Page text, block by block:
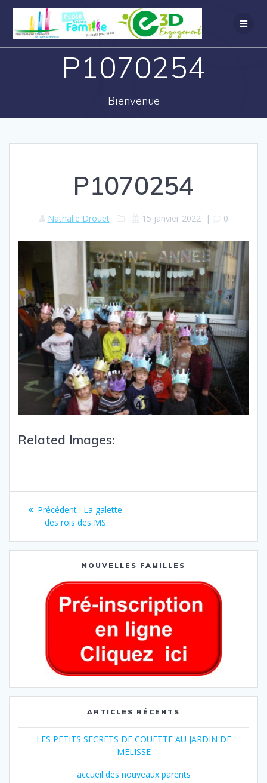
P1070254
Bienvenue
P1070254
Nathalie Drouet 15 janvier 2022 | 0
Related Images:
Précédent : La galette
des rois des MS
NOUVELLES FAMILLES
ARTICLES RÉCENTS
LES PETITS SECRETS DE COUETTE AU JARDIN DE
MELISSE
accueil des nouveaux parents